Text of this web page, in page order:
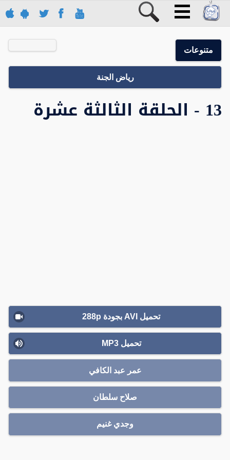
متنوعات
رياض الجنة
13 - الحلقة الثالثة عشرة
تحميل AVI بجودة 288p
تحميل MP3
عمر عبد الكافي
صلاح سلطان
وجدي غنيم